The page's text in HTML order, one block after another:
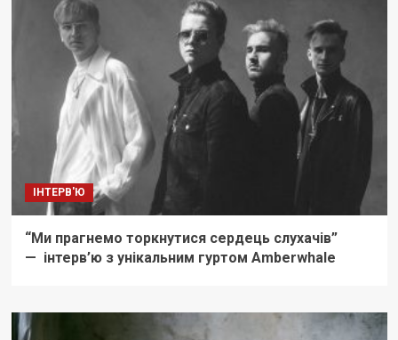
ІНТЕРВ'Ю
“Ми прагнемо торкнутися сердець слухачів”
— інтерв’ю з унікальним гуртом Amberwhale